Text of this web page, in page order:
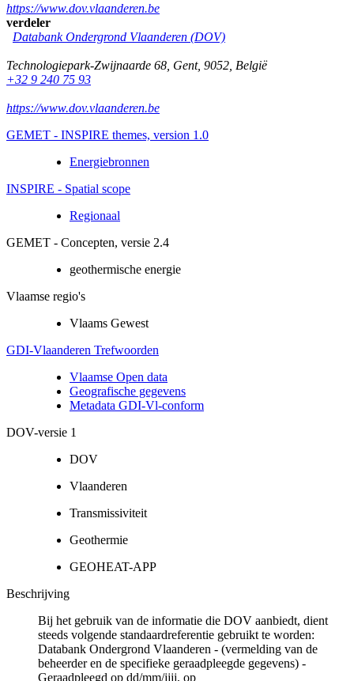
https://www.dov.vlaanderen.be
verdeler
Databank Ondergrond Vlaanderen (DOV)
Technologiepark-Zwijnaarde 68 Gent, 9052 België
+32 9 240 75 93
https://www.dov.vlaanderen.be
GEMET - INSPIRE themes, version 1.0
Energiebronnen
INSPIRE - Spatial scope
Regionaal
GEMET - Concepten, versie 2.4
geothermische energie
Vlaamse regio's
Vlaams Gewest
GDI-Vlaanderen Trefwoorden
Vlaamse Open data
Geografische gegevens
Metadata GDI-Vl-conform
DOV-versie 1
DOV
Vlaanderen
Transmissiviteit
Geothermie
GEOHEAT-APP
Beschrijving
Bij het gebruik van de informatie die DOV aanbiedt, dient
steeds volgende standaardreferentie gebruikt te worden:
Databank Ondergrond Vlaanderen - (vermelding van de
beheerder en de specifieke geraadpleegde gegevens) -
Geraadpleegd op dd/mm/jjjj, op